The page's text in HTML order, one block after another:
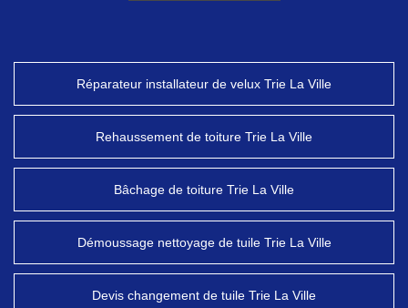
Réparateur installateur de velux Trie La Ville
Rehaussement de toiture Trie La Ville
Bâchage de toiture Trie La Ville
Démoussage nettoyage de tuile Trie La Ville
Devis changement de tuile Trie La Ville